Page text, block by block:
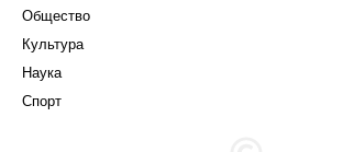
Общество
Культура
Наука
Спорт